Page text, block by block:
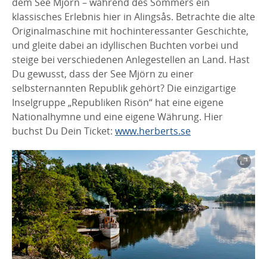
klassisches Erlebnis hier in Alingsås. Betrachte die alte
Originalmaschine mit hochinteressanter Geschichte,
und gleite dabei an idyllischen Buchten vorbei und
steige bei verschiedenen Anlegestellen an Land. Hast
Du gewusst, dass der See Mjörn zu einer
selbsternannten Republik gehört? Die einzigartige
Inselgruppe „Republiken Risön“ hat eine eigene
Nationalhymne und eine eigene Währung. Hier
buchst Du Dein Ticket: www.herberts.se